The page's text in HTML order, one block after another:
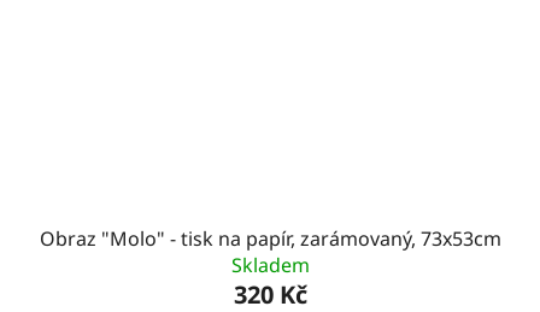
Obraz "Molo" - tisk na papír, zarámovaný, 73x53cm
Skladem
320 Kč